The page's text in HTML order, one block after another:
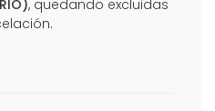
, quedando excluidas